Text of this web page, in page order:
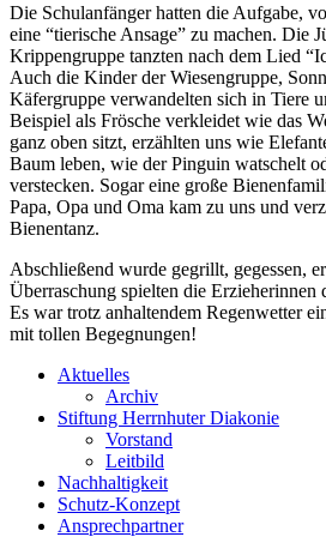
Die Schulanfänger hatten die Aufgabe,
eine “tierische Ansage” zu machen. Die
Krippengruppe tanzten nach dem Lied
Auch die Kinder der Wiesengruppe,
Käfergruppe verwandelten sich in Tiere
Beispiel als Frösche verkleidet wie das
ganz oben sitzt, erzählten uns wie
Baum leben, wie der Pinguin watschelt
verstecken. Sogar eine große
Papa, Opa und Oma kam zu uns und
Bienentanz.
Abschließend wurde gegrillt, gegessen,
Überraschung spielten die Erzieherinnen
Es war trotz anhaltendem Regenwetter
mit tollen Begegnungen!
Aktuelles
Archiv
Stiftung Herrnhuter Diakonie
Vorstand
Leitbild
Nachhaltigkeit
Schutz-Konzept
Ansprechpartner